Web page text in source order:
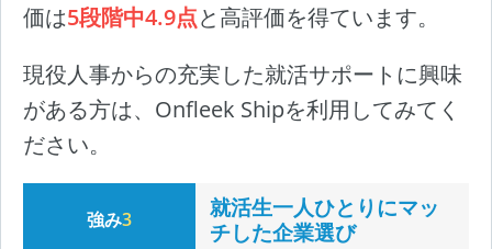
価は5段階中4.9点と高評価を得ています。
現役人事からの充実した就活サポートに興味
がある方は、Onfleek Shipを利用してみてく
ださい。
強み3
就活生一人ひとりにマッ
チした企業選び